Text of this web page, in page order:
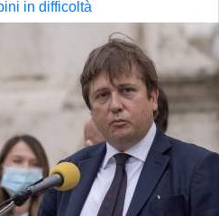
in difficoltà